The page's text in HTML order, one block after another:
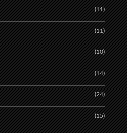
(11)
(11)
(10)
(14)
(24)
(15)